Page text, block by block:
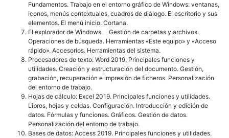
Fundamentos. Trabajo en el entorno gráfico de Windows: ventanas,
iconos, menús contextuales, cuadros de diálogo. El escritorio y sus
elementos. El menú inicio. Cortana.
El explorador de Windows. Gestión de carpetas y archivos.
Operaciones de búsqueda. Herramientas «Este equipo» y «Acceso
rápido». Accesorios. Herramientas del sistema.
Procesadores de texto: Word 2019. Principales funciones y
utilidades. Creación y estructuración del documento. Gestión,
grabación, recuperación e impresión de ficheros. Personalización
del entorno de trabajo.
Hojas de cálculo: Excel 2019. Principales funciones y utilidades.
Libros, hojas y celdas. Configuración. Introducción y edición de
datos. Fórmulas y funciones. Gráficos. Gestión de datos.
Personalización del entorno de trabajo.
Bases de datos: Access 2019. Principales funciones y utilidades.